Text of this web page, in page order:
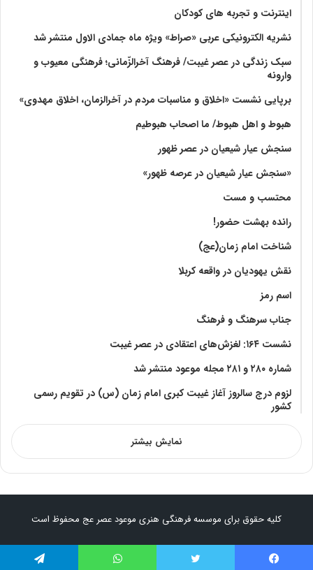
اینترنت و تجربه های کودکان
نشریه الکترونیکی عربی «صراط» ویژه ماه جمادی الاول منتشر شد
سبک زندگی در عصر غیبت/ فرهنگ آخرالزّمانی؛ فرهنگی معیوب و
وارونه
برپایی نشست «اخلاق و مناسبات مردم در آخرالزمان، اخلاق مهدوی»
هبوط و اهل هبوط/ ما اصحاب هبوطیم
سنجش عیار شیعیان در عصر ظهور
«سنجش عیار شیعیان در عرصه ظهور»
محتسب و مست
رانده بهشت‌ حضور!
شناخت امام زمان(عج)
نقش یهودیان در واقعه کربلا
اسم رمز
جناب سرهنگ و فرهنگ
نشست ۱۶۴: لغزش‌های اعتقادی در عصر غیبت
شماره ۲۸۰ و ۲۸۱ مجله موعود منتشر شد
لزوم درج سالروز آغاز غیبت کبری امام زمان (س) در تقویم رسمی
کشور
نمایش بیشتر
کلیه حقوق برای موسسه فرهنگی هنری موعود عصر عج محفوظ است